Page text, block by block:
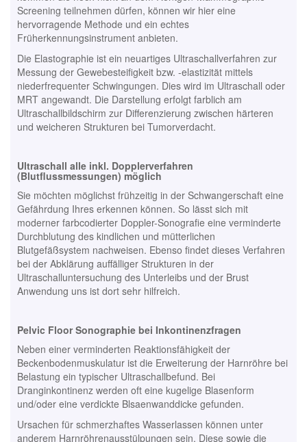
Screening teilnehmen dürfen, können wir hier eine
hervorragende Methode und ein echtes
Früherkennungsinstrument anbieten.
Die Elastographie ist ein neuartiges Ultraschallverfahren zur
Messung der Gewebesteifigkeit bzw. -elastizität mittels
niederfrequenter Schwingungen. Dies wird im Ultraschall oder
MRT angewandt. Die Darstellung erfolgt farblich am
Ultraschallbildschirm zur Differenzierung zwischen härteren
und weicheren Strukturen bei Tumorverdacht.
Ultraschall alle inkl. Dopplerverfahren
(Blutflussmessungen) möglich
Sie möchten möglichst frühzeitig in der Schwangerschaft eine
Gefährdung Ihres erkennen können. So lässt sich mit
moderner farbcodierter Doppler-Sonografie eine verminderte
Durchblutung des kindlichen und mütterlichen
Blutgefäßsystem nachweisen. Ebenso findet dieses Verfahren
bei der Abklärung auffälliger Strukturen in der
Ultraschalluntersuchung des Unterleibs und der Brust
Anwendung uns ist dort sehr hilfreich.
Pelvic Floor Sonographie bei Inkontinenzfragen
Neben einer verminderten Reaktionsfähigkeit der
Beckenbodenmuskulatur ist die Erweiterung der Harnröhre bei
Belastung ein typischer Ultraschallbefund. Bei
Dranginkontinenz werden oft eine kugelige Blasenform
und/oder eine verdickte Blsaenwanddicke gefunden.
Ursachen für schmerzhaftes Wasserlassen können unter
anderem Harnröhrenausstülpungen sein. Diese sowie die